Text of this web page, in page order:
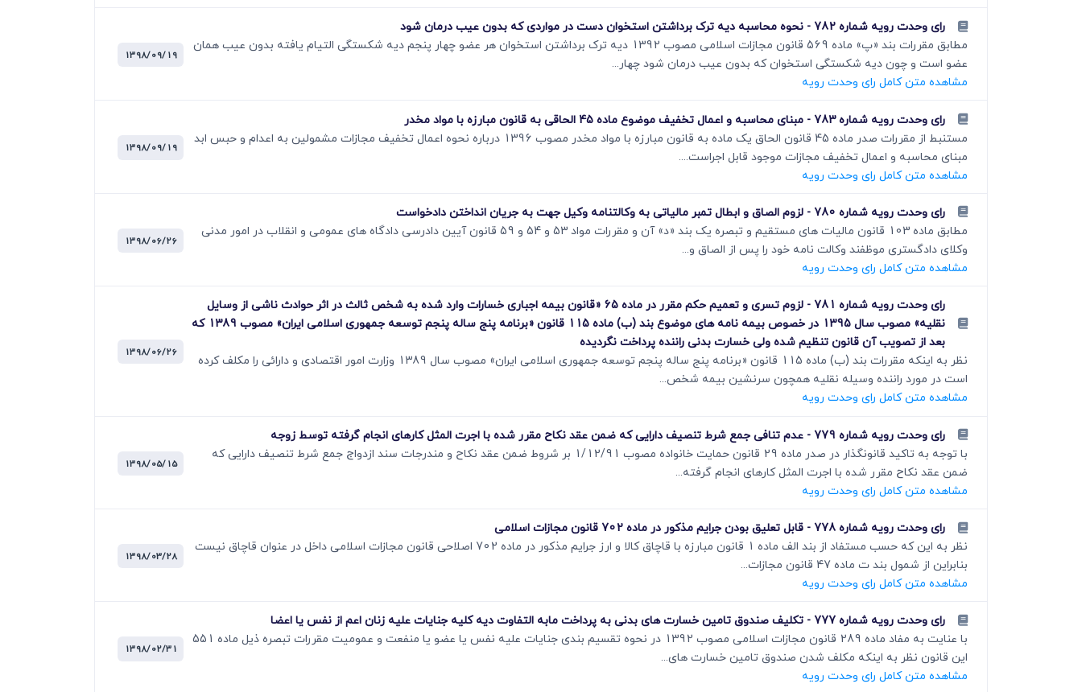
رای وحدت رویه شماره 782 - نحوه محاسبه دیه ترک برداشتن استخوان دست در مواردی که بدون عیب درمان شود
مطابق مقررات بند «پ» ماده 569 قانون مجازات اسلامی مصوب 1392 دیه ترک برداشتن استخوان هر عضو چهار پنجم دیه شکستگی التیام یافته بدون عیب همان
عضو است و چون دیه شکستگی استخوان که بدون عیب درمان شود چهار...
مشاهده متن کامل رای وحدت رویه
1398/09/19
رای وحدت رویه شماره 783 - مبنای محاسبه و اعمال تخفیف موضوع ماده 45 الحاقی به قانون مبارزه با مواد مخدر
مستنبط از مقررات صدر ماده 45 قانون الحاق یک ماده به قانون مبارزه با مواد مخدر مصوب 1396 درباره نحوه اعمال تخفیف مجازات مشمولین به اعدام و حبس ابد
مبنای محاسبه و اعمال تخفیف مجازات موجود قابل اجراست....
مشاهده متن کامل رای وحدت رویه
1398/09/19
رای وحدت رویه شماره 780 - لزوم الصاق و ابطال تمبر مالیاتی به وکالتنامه وکیل جهت به جریان انداختن دادخواست
مطابق ماده 103 قانون مالیات های مستقیم و تبصره یک بند «د» آن و مقررات مواد 53 و 54 و 59 قانون آیین دادرسی دادگاه های عمومی و انقلاب در امور مدنی
وکلای دادگستری موظفند وکالت نامه خود را پس از الصاق و...
مشاهده متن کامل رای وحدت رویه
1398/06/26
رای وحدت رویه شماره 781 - لزوم تسری و تعمیم حکم مقرر در ماده 65 «قانون بیمه اجباری خسارات وارد شده به شخص ثالث در اثر حوادث ناشی از وسایل
نقلیه» مصوب سال 1395 در خصوص بیمه نامه های موضوع بند (ب) ماده 115 قانون «برنامه پنج ساله پنجم توسعه جمهوری اسلامی ایران» مصوب 1389 که
بعد از تصویب آن قانون تنظیم شده ولی خسارت بدنی راننده پرداخت نگردیده
نظر به اینکه مقررات بند (ب) ماده 115 قانون «برنامه پنج ساله پنجم توسعه جمهوری اسلامی ایران» مصوب سال 1389 وزارت امور اقتصادی و دارائی را مکلف کرده
است در مورد راننده وسیله نقلیه همچون سرنشین بیمه شخص...
مشاهده متن کامل رای وحدت رویه
1398/06/26
رای وحدت رویه شماره 779 - عدم تنافی جمع شرط تنصیف دارایی که ضمن عقد نکاح مقرر شده با اجرت المثل کارهای انجام گرفته توسط زوجه
با توجه به تاکید قانونگذار در صدر ماده 29 قانون حمایت خانواده مصوب 1/12/91 بر شروط ضمن عقد نکاح و مندرجات سند ازدواج جمع شرط تنصیف دارایی که
ضمن عقد نکاح مقرر شده با اجرت المثل کارهای انجام گرفته...
مشاهده متن کامل رای وحدت رویه
1398/05/15
رای وحدت رویه شماره 778 - قابل تعلیق بودن جرایم مذکور در ماده 702 قانون مجازات اسلامی
نظر به این که حسب مستفاد از بند الف ماده 1 قانون مبارزه با قاچاق کالا و ارز جرایم مذکور در ماده 702 اصلاحی قانون مجازات اسلامی داخل در عنوان قاچاق نیست
بنابراین از شمول بند ت ماده 47 قانون مجازات...
مشاهده متن کامل رای وحدت رویه
1398/03/28
رای وحدت رویه شماره 777 - تکلیف صندوق تامین خسارت های بدنی به پرداخت مابه التفاوت دیه کلیه جنایات علیه زنان اعم از نفس یا اعضا
با عنایت به مفاد ماده 289 قانون مجازات اسلامی مصوب 1392 در نحوه تقسیم بندی جنایات علیه نفس یا عضو یا منفعت و عمومیت مقررات تبصره ذیل ماده 551
این قانون نظر به اینکه مکلف شدن صندوق تامین خسارت ھای...
مشاهده متن کامل رای وحدت رویه
1398/02/31